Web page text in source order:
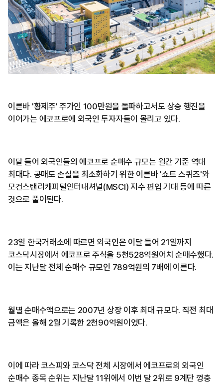
이른바 '황제주' 주가인 100만원을 돌파하고서도 상승 행진을
이어가는 에코프로에 외국인 투자자들이 몰리고 있다.
이달 들어 외국인들의 에코프로 순매수 규모는 월간 기준 역대
최대다. 공매도 손실을 최소화하기 위한 이른바 '쇼트 스퀴즈'와
모건스탠리캐피털인터내셔널(MSCI) 지수 편입 기대 등에 따른
것으로 풀이된다.
23일 한국거래소에 따르면 외국인은 이달 들어 21일까지
코스닥시장에서 에코프로 주식을 5천528억원어치 순매수했다.
이는 지난달 전체 순매수 규모인 789억원의 7배에 이른다.
월별 순매수액으로는 2007년 상장 이후 최대 규모다. 직전 최대
금액은 올해 2월 기록한 2천90억원이었다.
이에 따라 코스피와 코스닥 전체 시장에서 에코프로의 외국인
순매수 종목 순위는 지난달 11위에서 이번 달 2위로 9계단 껑충